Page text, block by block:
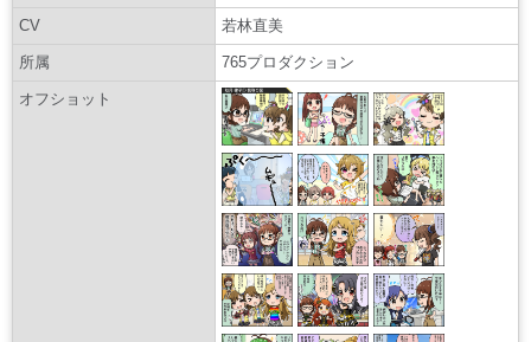
CV 若林直美
所属 765プロダクション
オフショット